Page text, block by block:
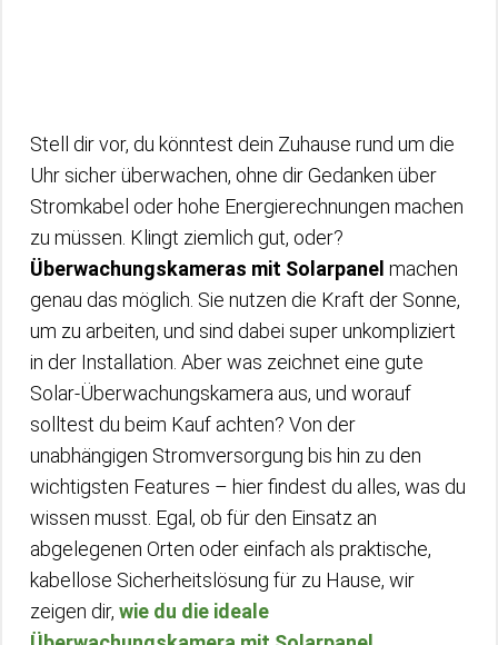
Stell dir vor, du könntest dein Zuhause rund um die
Uhr sicher überwachen, ohne dir Gedanken über
Stromkabel oder hohe Energierechnungen machen
zu müssen. Klingt ziemlich gut, oder?
Überwachungskameras mit Solarpanel machen
genau das möglich. Sie nutzen die Kraft der Sonne,
um zu arbeiten, und sind dabei super unkompliziert
in der Installation. Aber was zeichnet eine gute
Solar-Überwachungskamera aus, und worauf
solltest du beim Kauf achten? Von der
unabhängigen Stromversorgung bis hin zu den
wichtigsten Features – hier findest du alles, was du
wissen musst. Egal, ob für den Einsatz an
abgelegenen Orten oder einfach als praktische,
kabellose Sicherheitslösung für zu Hause, wir
zeigen dir, wie du die ideale